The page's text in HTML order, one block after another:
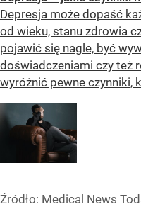
Depresja może dopaść
od wieku, stanu zdrowia
pojawić się nagle, być
doświadczeniami czy też
wyróżnić pewne czynniki,
Źródło: Medical News